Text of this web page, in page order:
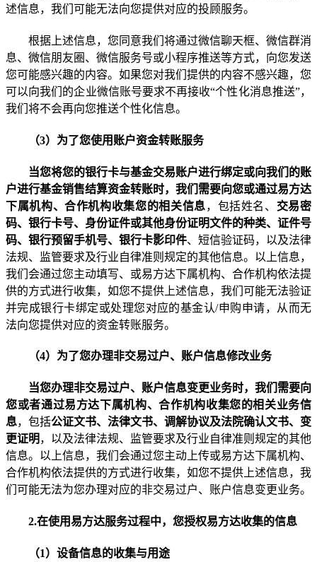
述信息，我们可能无法向您提供对应的投顾服务。
根据上述信息，您同意我们将通过微信聊天框、微信群消
息、微信朋友圈、微信服务号或小程序推送等方式，向您发送
您可能感兴趣的内容。如果您对我们提供的内容不感兴趣，您
可以向我们的企业微信账号要求不再接收“个性化消息推送”，
我们将不会再向您推送个性化信息。
（3）为了您使用账户资金转账服务
当您将您的银行卡与基金交易账户进行绑定或向我们的账
户进行基金销售结算资金转账时，我们需要向您或通过易方达
下属机构、合作机构收集您的相关信息， 包括姓名、 交易密
码、银行卡号、身份证件或其他身份证明文件的种类、证件号
码、银行预留手机号、 银行卡影印件、短信验证码，以及法律
法规、监管要求及行业自律准则规定的其他信息。 以上信息，
我们会通过您主动填写、或易方达下属机构、合作机构依法提
供的方式进行收集，如您不提供上述信息，我们可能无法验证
并完成银行卡绑定或处理您对应的基金认/申购申请，从而无
法向您提供对应的资金转账服务。
（4）为了您办理非交易过户、账户信息修改业务
当您办理非交易过户、账户信息变更业务时，我们需要向
您或者通过易方达下属机构、合作机构收集您的相关业务信
息，包括公证文书、法律文书、调解协议及法院确认文书、变
更证明 ，以及法律法规、监管要求及行业自律准则规定的其他
信息。 以上信息，我们会通过您主动上传或易方达下属机构、
合作机构依法提供的方式进行收集，如您不提供上述信息，我
们可能无法为您办理对应的非交易过户、账户信息变更业务。
2.在使用易方达服务过程中，您授权易方达收集的信息
（1）设备信息的收集与用途